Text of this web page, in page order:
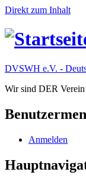
Direkt zum Inhalt
DVSWH e.V. -
Wir sind DER
Anmelden